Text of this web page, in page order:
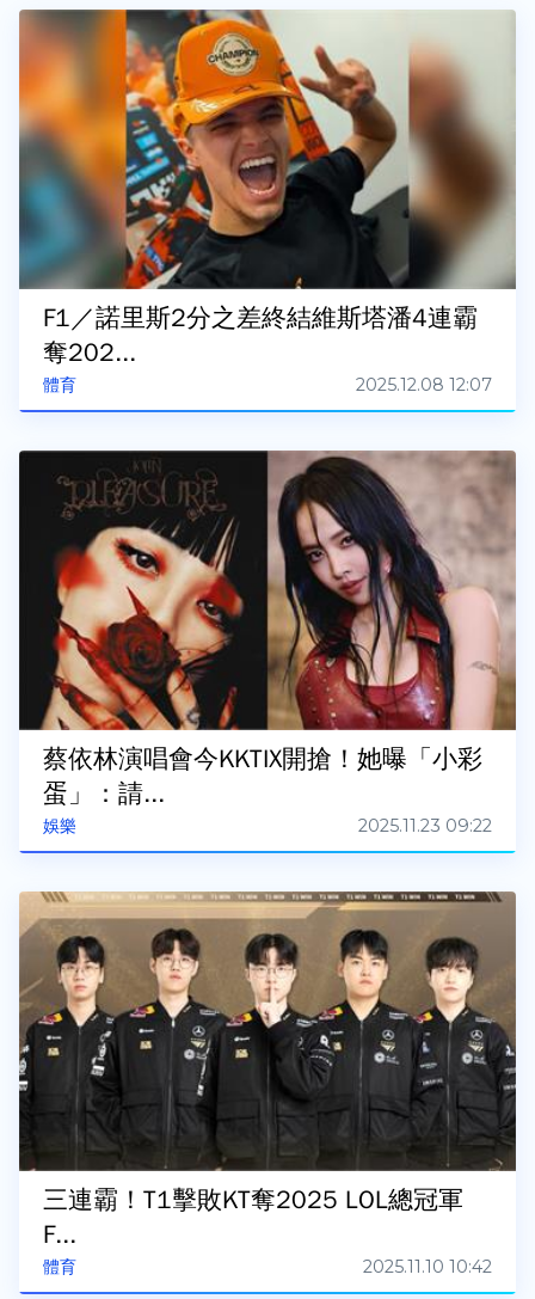
體育
F1／諾里斯2分之差終結維斯塔潘4連霸
奪202...
2025.12.08 12:07
娛樂
蔡依林演唱會今KKTIX開搶！她曝「小彩
蛋」：請...
2025.11.23 09:22
體育
三連霸！T1擊敗KT奪2025 LOL總冠軍
F...
2025.11.10 10:42